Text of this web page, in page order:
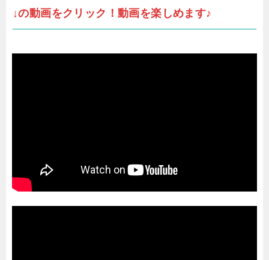
↓の動画をクリック！動画を楽しめます♪